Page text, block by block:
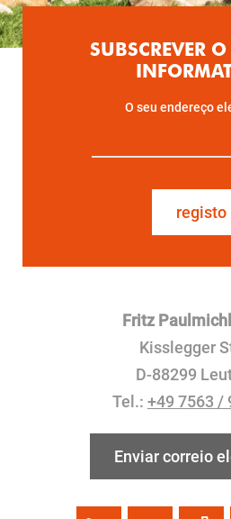
SUBSCREVER
O seu endereço
registo
Fritz
Kisslegger
D-88299
Tel.: +49 7563 /
Enviar correio